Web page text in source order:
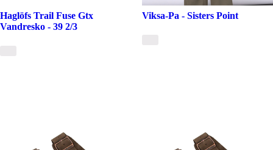
Haglöfs Trail Fuse Gtx
Vandresko - 39 2/3
Viksa-Pa - Sisters Point